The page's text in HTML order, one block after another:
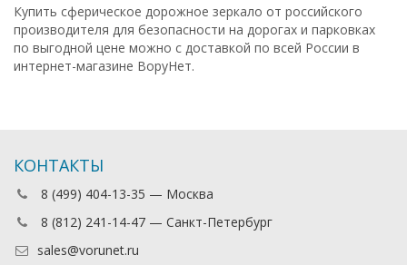
Купить сферическое дорожное зеркало от российского
производителя для безопасности на дорогах и парковках
по выгодной цене можно с доставкой по всей России в
интернет-магазине ВоруНет.
КОНТАКТЫ
8 (499) 404-13-35 — Москва
8 (812) 241-14-47 — Санкт-Петербург
sales@vorunet.ru